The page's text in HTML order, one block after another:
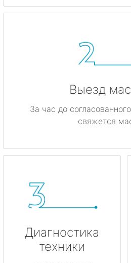
Выезд
За час до
свяжется
Диагностика
техники